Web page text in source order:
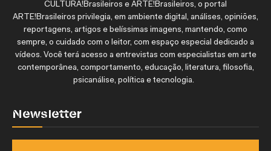
CULTURA!Brasileiros e ARTE!Brasileiros, o portal
ARTE!Brasileiros privilegia, em ambiente digital, análises, opiniões,
reportagens, artigos e belíssimas imagens, mantendo, como
sempre, o cuidado com o leitor, com espaço especial dedicado a
vídeos. Você terá acesso a entrevistas com especialistas em arte
contemporânea, comportamento, educação, literatura, filosofia,
psicanálise, política e tecnologia.
Newsletter